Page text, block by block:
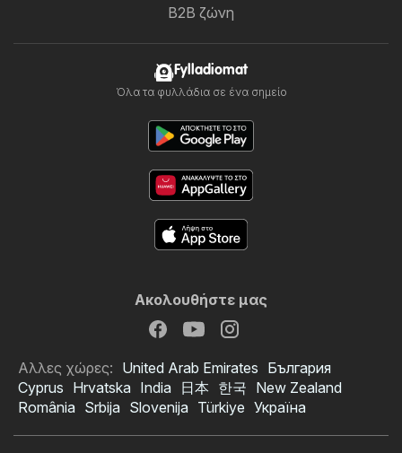
B2B ζώνη
Fylladiomat
Όλα τα φυλλάδια σε ένα σημείο
Ακολουθήστε μας
Αλλες χώρες: United Arab Emirates България
Cyprus Hrvatska India 日本 한국 New Zealand
România Srbija Slovenija Türkiye Україна